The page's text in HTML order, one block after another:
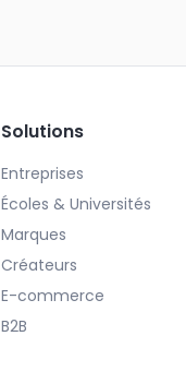
Solutions
Entreprises
Écoles & Universités
Marques
Créateurs
E-commerce
B2B